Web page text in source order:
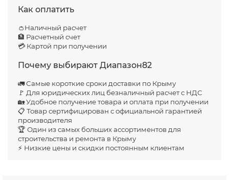
Как оплатить
👛Наличный расчет
🏦 Расчетный счет
💳 Картой при получении
Почему выбирают Диапазон82
🚛 Самые короткие сроки доставки по Крыму
🚩 Для юридических лиц безналичный расчет с НДС
🏡 Удобное получение товара и оплата при получении
📋 Товар сертифицирован с официальной гарантией
производителя
🏆 Один из самых больших ассортиментов для
строительства и ремонта в Крыму
⚡ Низкие цены и скидки постоянным клиентам